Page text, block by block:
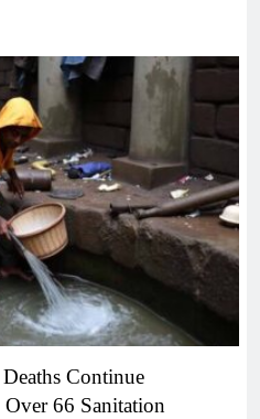
Continue
66 Sanitation